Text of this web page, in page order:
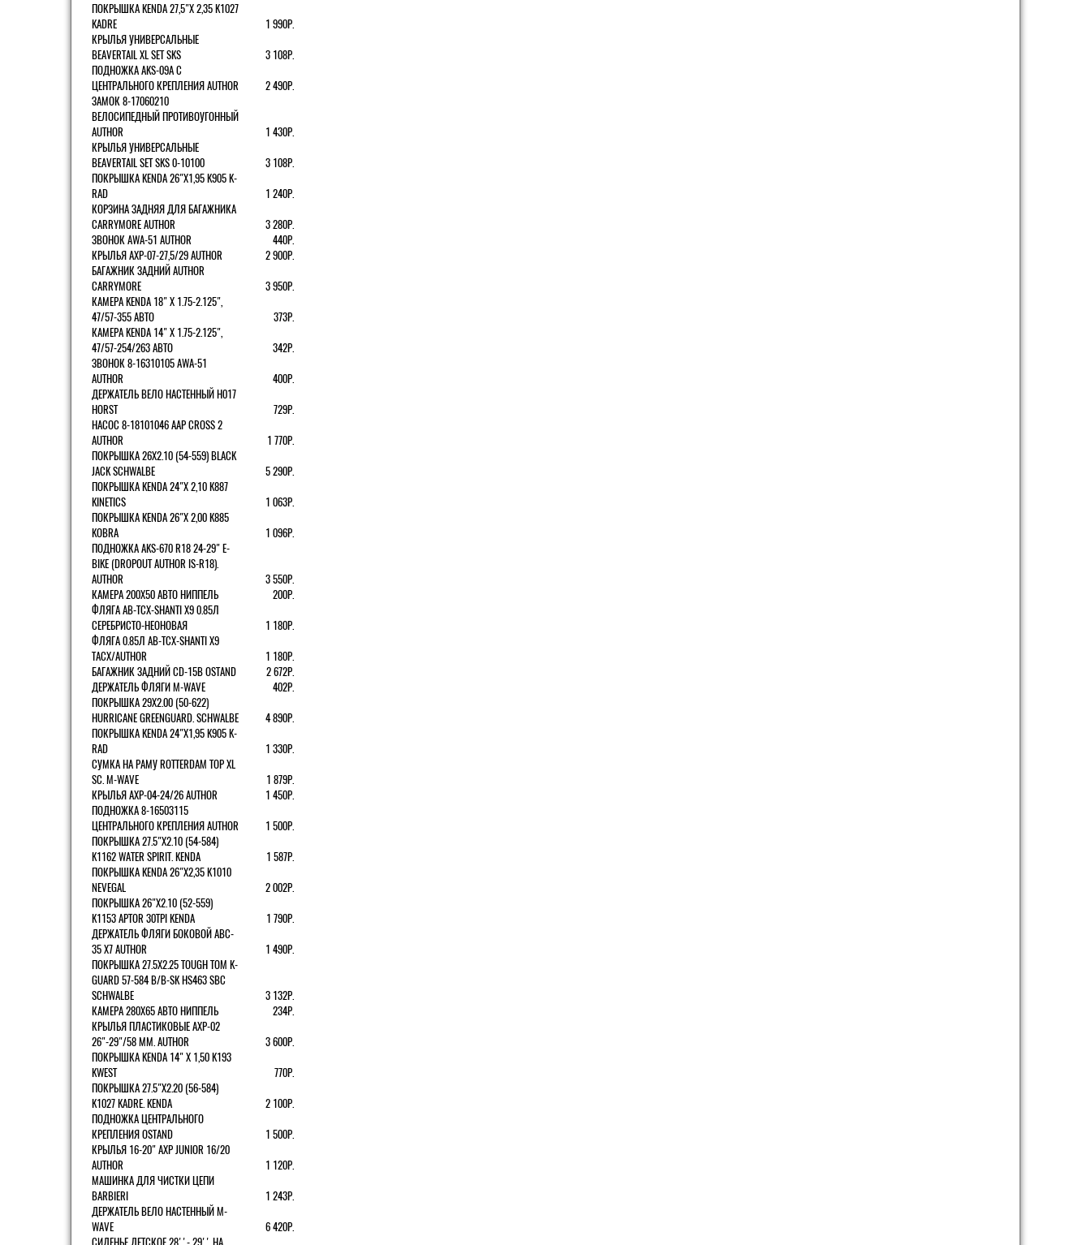
ПОКРЫШКА KENDA 27,5"Х 2,35 K1027
KADRE
1 990Р.
КРЫЛЬЯ УНИВЕРСАЛЬНЫЕ
BEAVERTAIL XL SET SKS
3 108Р.
ПОДНОЖКА AKS-09A C
ЦЕНТРАЛЬНОГО КРЕПЛЕНИЯ AUTHOR
2 490Р.
ЗАМОК 8-17060210
ВЕЛОСИПЕДНЫЙ ПРОТИВОУГОННЫЙ
AUTHOR
1 430Р.
КРЫЛЬЯ УНИВЕРСАЛЬНЫЕ
BEAVERTAIL SET SKS 0-10100
3 108Р.
ПОКРЫШКА KENDA 26"Х1,95 K905 K-
RAD
1 240Р.
КОРЗИНА ЗАДНЯЯ ДЛЯ БАГАЖНИКА
CARRYMORE AUTHOR
3 280Р.
ЗВОНОК AWA-51 AUTHOR
440Р.
КРЫЛЬЯ AXP-07-27,5/29 AUTHOR
2 900Р.
БАГАЖНИК ЗАДНИЙ AUTHOR
CARRYMORE
3 950Р.
КАМЕРА KENDA 18" Х 1.75-2.125",
47/57-355 АВТО
373Р.
КАМЕРА KENDA 14" Х 1.75-2.125",
47/57-254/263 АВТО
342Р.
ЗВОНОК 8-16310105 AWA-51
AUTHOR
400Р.
ДЕРЖАТЕЛЬ ВЕЛО НАСТЕННЫЙ H017
HORST
729Р.
НАСОС 8-18101046 AAP CROSS 2
AUTHOR
1 770Р.
ПОКРЫШКА 26X2.10 (54-559) BLACK
JACK SCHWALBE
5 290Р.
ПОКРЫШКА KENDA 24"Х 2,10 K887
KINETICS
1 063Р.
ПОКРЫШКА KENDA 26"Х 2,00 K885
KOBRA
1 096Р.
ПОДНОЖКА AKS-670 R18 24-29" E-
BIKE (DROPOUT AUTHOR IS-R18).
AUTHOR
3 550Р.
КАМЕРА 200Х50 АВТО НИППЕЛЬ
200Р.
ФЛЯГА AB-TCX-SHANTI X9 0.85Л
СЕРЕБРИСТО-НЕОНОВАЯ
1 180Р.
ФЛЯГА 0.85Л AB-TCX-SHANTI X9
TACX/AUTHOR
1 180Р.
БАГАЖНИК ЗАДНИЙ CD-15B OSTAND
2 672Р.
ДЕРЖАТЕЛЬ ФЛЯГИ M-WAVE
402Р.
ПОКРЫШКА 29X2.00 (50-622)
HURRICANE GREENGUARD. SCHWALBE
4 890Р.
ПОКРЫШКА KENDA 24"Х1,95 K905 K-
RAD
1 330Р.
СУМКА НА РАМУ ROTTERDAM TOP XL
SC. M-WAVE
1 879Р.
КРЫЛЬЯ AXP-04-24/26 AUTHOR
1 450Р.
ПОДНОЖКА 8-16503115
ЦЕНТРАЛЬНОГО КРЕПЛЕНИЯ AUTHOR
1 500Р.
ПОКРЫШКА 27.5"Х2.10 (54-584)
K1162 WATER SPIRIT. KENDA
1 587Р.
ПОКРЫШКА KENDA 26"Х2,35 K1010
NEVEGAL
2 002Р.
ПОКРЫШКА 26"Х2.10 (52-559)
K1153 APTOR 30TPI KENDA
1 790Р.
ДЕРЖАТЕЛЬ ФЛЯГИ БОКОВОЙ ABC-
35 X7 AUTHOR
1 490Р.
ПОКРЫШКА 27.5X2.25 TOUGH TOM K-
GUARD 57-584 B/B-SK HS463 SBC
SCHWALBE
3 132Р.
КАМЕРА 280Х65 АВТО НИППЕЛЬ
234Р.
КРЫЛЬЯ ПЛАСТИКОВЫЕ AXP-02
26"-29"/58 ММ. AUTHOR
3 600Р.
ПОКРЫШКА KENDA 14" Х 1,50 K193
KWEST
770Р.
ПОКРЫШКА 27.5"Х2.20 (56-584)
K1027 KADRE. KENDA
2 100Р.
ПОДНОЖКА ЦЕНТРАЛЬНОГО
КРЕПЛЕНИЯ OSTAND
1 500Р.
КРЫЛЬЯ 16-20" AXP JUNIOR 16/20
AUTHOR
1 120Р.
МАШИНКА ДЛЯ ЧИСТКИ ЦЕПИ
BARBIERI
1 243Р.
ДЕРЖАТЕЛЬ ВЕЛО НАСТЕННЫЙ M-
WAVE
6 420Р.